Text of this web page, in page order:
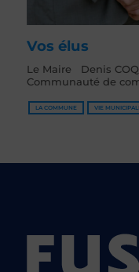
Vos élus
Le Maire Denis
Communauté de
LA COMMUNE VIE